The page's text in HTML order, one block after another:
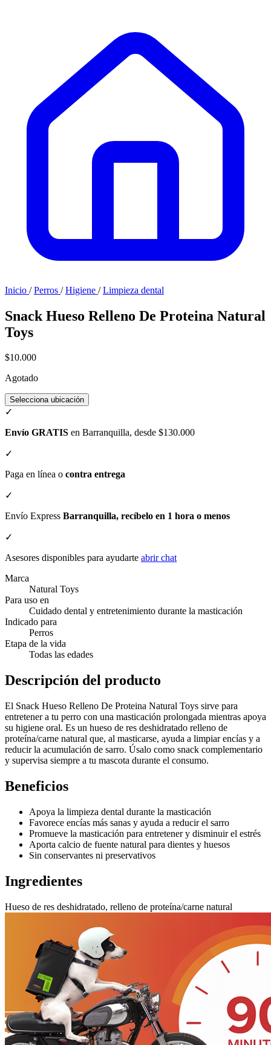
Inicio / Perros / Higiene / Limpieza dental
Snack Hueso Relleno De Proteina Natural
Toys
$10.000
Agotado
Selecciona ubicación
✓
Envío GRATIS en Barranquilla, desde $130.000
✓
Paga en línea o contra entrega
✓
Envío Express Barranquilla, recíbelo en 1 hora o menos
✓
Asesores disponibles para ayudarte abrir chat
Marca
Natural Toys
Para uso en
Cuidado dental y entretenimiento durante la masticación
Indicado para
Perros
Etapa de la vida
Todas las edades
Descripción del producto
El Snack Hueso Relleno De Proteina Natural Toys sirve para
entretener a tu perro con una masticación prolongada mientras apoya
su higiene oral. Es un hueso de res deshidratado relleno de
proteína/carne natural que, al masticarse, ayuda a limpiar encías y a
reducir la acumulación de sarro. Úsalo como snack complementario
y supervisa siempre a tu mascota durante el consumo.
Beneficios
Apoya la limpieza dental durante la masticación
Favorece encías más sanas y ayuda a reducir el sarro
Promueve la masticación para entretener y disminuir el estrés
Aporta calcio de fuente natural para dientes y huesos
Sin conservantes ni preservativos
Ingredientes
Hueso de res deshidratado, relleno de proteína/carne natural